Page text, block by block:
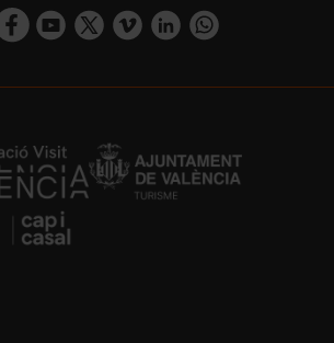
www.instagram.com/visit_valencia/
www.facebook.com/
https://www.youtube.com/user/
https://twitter.com/_VivaValencia
https://vimeo.com/
https://www.linkedin.com/company/turismo-valencia/https://api.whatsapp.com/send/